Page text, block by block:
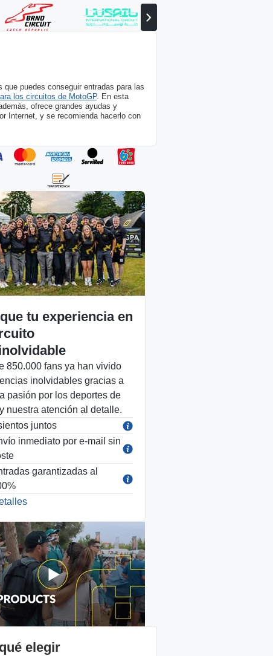
Ver
el
puedes conseguir entradas para las
los circuitos de MotoGP. En esta
ofrece grandes ayudas y
Internet, y se recomienda hacerlo con
tu experiencia en
850.000 fans ya han vivido
inolvidables gracias a
pasión por los deportes de
nuestra atención al detalle.
juntos
inmediato por e-mail sin
garantizadas al
elegir